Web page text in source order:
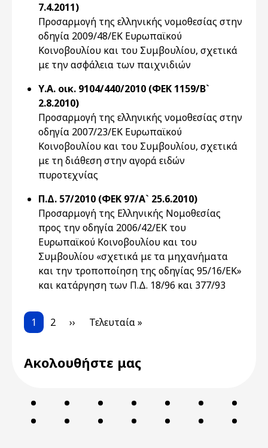
7.4.2011)
Προσαρμογή της ελληνικής νομοθεσίας στην
οδηγία 2009/48/ΕΚ Ευρωπαϊκού
Κοινοβουλίου και του Συμβουλίου, σχετικά
με την ασφάλεια των παιχνιδιών
Υ.Α. οικ. 9104/440/2010 (ΦΕΚ 1159/Β`
2.8.2010)
Προσαρμογή της ελληνικής νομοθεσίας στην
οδηγία 2007/23/ΕΚ Ευρωπαϊκού
Κοινοβουλίου και του Συμβουλίου, σχετικά
με τη διάθεση στην αγορά ειδών
πυροτεχνίας
Π.Δ. 57/2010 (ΦΕΚ 97/Α` 25.6.2010)
Προσαρμογή της Ελληνικής Νομοθεσίας
προς την οδηγία 2006/42/ΕΚ του
Ευρωπαϊκού Κοινοβουλίου και του
Συμβουλίου «σχετικά με τα μηχανήματα
και την τροποποίηση της οδηγίας 95/16/ΕΚ»
και κατάργηση των Π.Δ. 18/96 και 377/93
Pagination
Current page
1 Page
2 Next page
›› Last page
Τελευταία »
Ακολουθήστε μας